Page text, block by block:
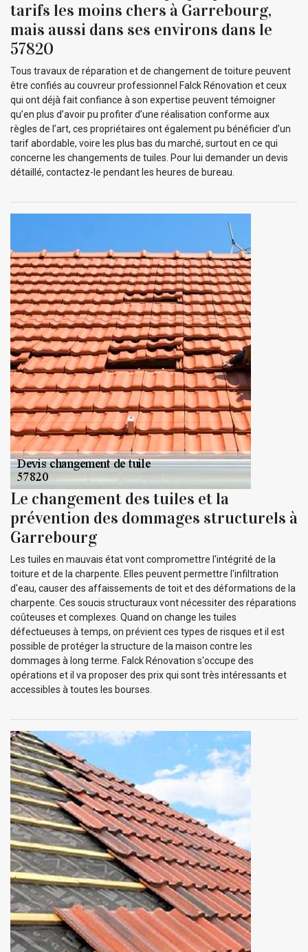
tarifs les moins chers à Garrebourg,
mais aussi dans ses environs dans le
57820
Tous travaux de réparation et de changement de toiture peuvent
être confiés au couvreur professionnel Falck Rénovation et ceux
qui ont déjà fait confiance à son expertise peuvent témoigner
qu’en plus d’avoir pu profiter d’une réalisation conforme aux
règles de l’art, ces propriétaires ont également pu bénéficier d’un
tarif abordable, voire les plus bas du marché, surtout en ce qui
concerne les changements de tuiles. Pour lui demander un devis
détaillé, contactez-le pendant les heures de bureau.
Le changement des tuiles et la
prévention des dommages structurels à
Garrebourg
Les tuiles en mauvais état vont compromettre l'intégrité de la
toiture et de la charpente. Elles peuvent permettre l'infiltration
d'eau, causer des affaissements de toit et des déformations de la
charpente. Ces soucis structuraux vont nécessiter des réparations
coûteuses et complexes. Quand on change les tuiles
défectueuses à temps, on prévient ces types de risques et il est
possible de protéger la structure de la maison contre les
dommages à long terme. Falck Rénovation s'occupe des
opérations et il va proposer des prix qui sont très intéressants et
accessibles à toutes les bourses.